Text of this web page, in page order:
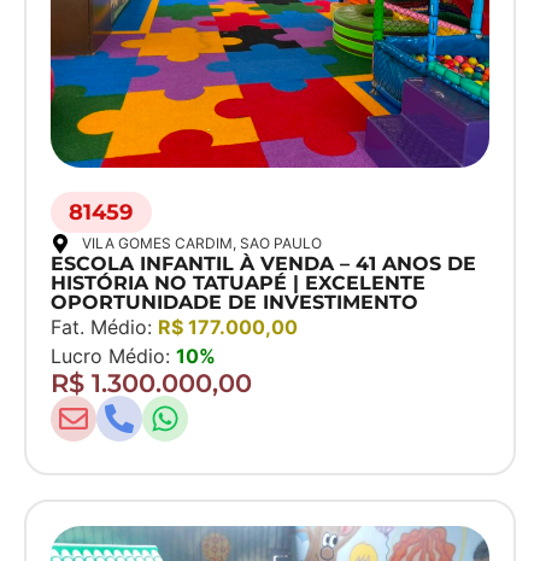
81459
VILA GOMES CARDIM, SAO PAULO
ESCOLA INFANTIL À VENDA – 41 ANOS DE
HISTÓRIA NO TATUAPÉ | EXCELENTE
OPORTUNIDADE DE INVESTIMENTO
Fat. Médio: R$ 177.000,00
Lucro Médio: 10%
R$ 1.300.000,00